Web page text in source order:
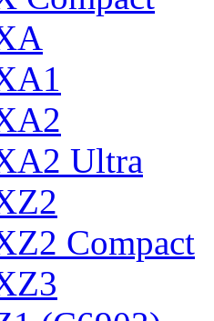
Ultra
Compact